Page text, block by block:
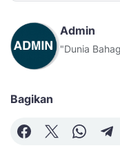
Admin
"Dunia
Bagikan